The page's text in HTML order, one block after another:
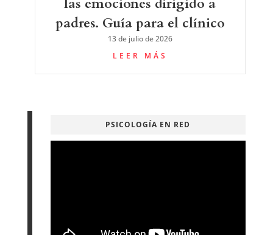
las emociones dirigido a
padres. Guía para el clínico
13 de julio de 2026
LEER MÁS
PSICOLOGÍA EN RED